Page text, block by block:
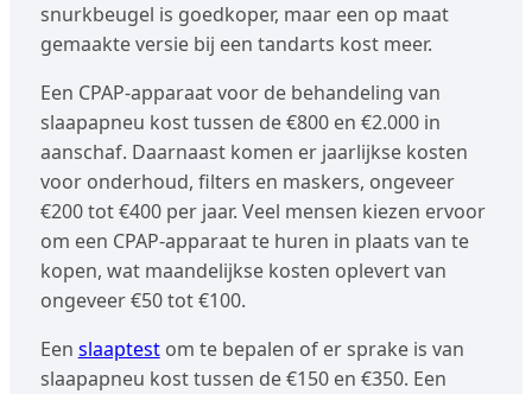
snurkbeugel is goedkoper, maar een op maat
gemaakte versie bij een tandarts kost meer.
Een CPAP-apparaat voor de behandeling van
slaapapneu kost tussen de €800 en €2.000 in
aanschaf. Daarnaast komen er jaarlijkse kosten
voor onderhoud, filters en maskers, ongeveer
€200 tot €400 per jaar. Veel mensen kiezen ervoor
om een CPAP-apparaat te huren in plaats van te
kopen, wat maandelijkse kosten oplevert van
ongeveer €50 tot €100.
Een slaaptestom te bepalen of er sprake is van
slaapapneu kost tussen de €150 en €350. Een